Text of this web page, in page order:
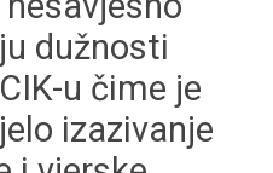
dužnosti
u čime je
izazivanje